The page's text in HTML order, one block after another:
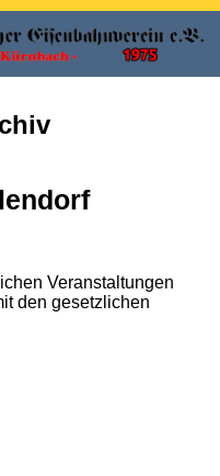
Veranstaltungen
den gesetzlichen